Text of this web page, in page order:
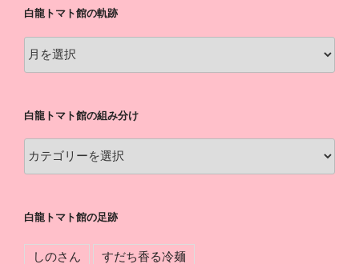
白龍トマト館の軌跡
龍
ト
館
の
白龍トマト館の組み分け
龍
ト
館
白龍トマト館の足跡
しのさん すだち香る冷麺